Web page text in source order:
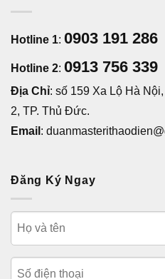
Hotline 1: 0903 191 286
Hotline 2: 0913 756 339
Địa Chỉ: số 159 Xa Lộ Hà
2, TP. Thủ Đức.
Email :
Đăng Ký Ngay